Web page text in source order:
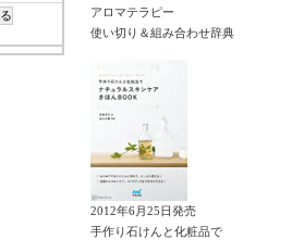
アロマテラピー
使い切り＆組み合わせ辞典
2012年6月25日発売
手作り石けんと化粧品で